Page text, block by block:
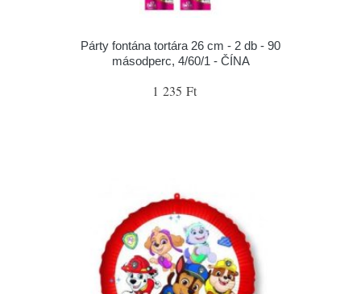
Párty fontána tortára 26 cm - 2 db - 90
másodperc, 4/60/1 - ČÍNA
1 235 Ft